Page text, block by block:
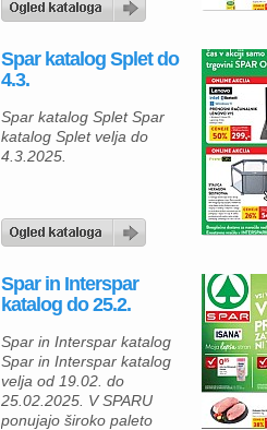
bodo navdušili z različnimi
Za ljubitelje italijanskih
specialitet katalog se
ponuja mozzarello iz
bivoljega mleka (125 g), ki
je zdaj na voljo po posebni
ceni 1,89 € s SPAR […]
Spar katalog Splet do
4.3.
Spar katalog Splet Spar
katalog Splet velja do
4.3.2025.
Spar in Interspar
katalog do 25.2.
Spar in Interspar katalog
Spar in Interspar katalog
velja od 19.02. do
25.02.2025. V SPARU
ponujajo široko paleto